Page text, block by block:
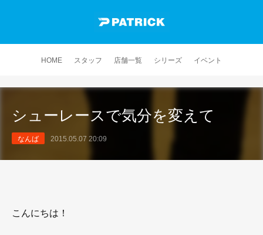
HOME スタッフ 店舗一覧 シリーズ イベント
シューレースで気分を変えて
なんば 2015.05.07 20:09
こんにちは！